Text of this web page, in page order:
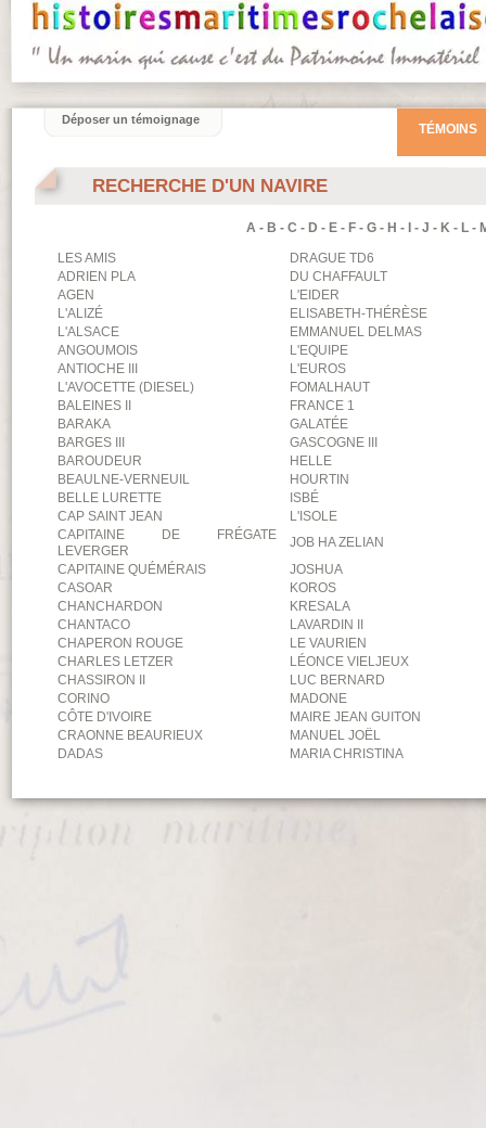
RECHERCHE D'UN NAVIRE
A - B - C - D - E - F - G - H - - J - K - L -
LES AMIS
DRAGUE TD6
ADRIEN PLA
DU CHAFFAULT
AGEN
L'EIDER
L'ALIZÉ
ELISABETH-THÉRÈSE
L'ALSACE
EMMANUEL DELMAS
ANGOUMOIS
L'EQUIPE
ANTIOCHE III
L'EUROS
L'AVOCETTE (DIESEL)
FOMALHAUT
BALEINES II
FRANCE 1
BARAKA
GALATÉE
BARGES III
GASCOGNE III
BAROUDEUR
HELLE
BEAULNE-VERNEUIL
HOURTIN
BELLE LURETTE
ISBÉ
CAP SAINT JEAN
L'ISOLE
CAPITAINE DE FRÉGATE
LEVERGER
JOB HA ZELIAN
CAPITAINE QUÉMÉRAIS
JOSHUA
CASOAR
KOROS
CHANCHARDON
KRESALA
CHANTACO
LAVARDIN II
CHAPERON ROUGE
LE VAURIEN
CHARLES LETZER
LÉONCE VIELJEUX
CHASSIRON II
LUC BERNARD
CORINO
MADONE
CÔTE D'IVOIRE
MAIRE JEAN GUITON
CRAONNE BEAURIEUX
MANUEL JOËL
DADAS
MARIA CHRISTINA
TÉMOINS
Déposer un témoignage